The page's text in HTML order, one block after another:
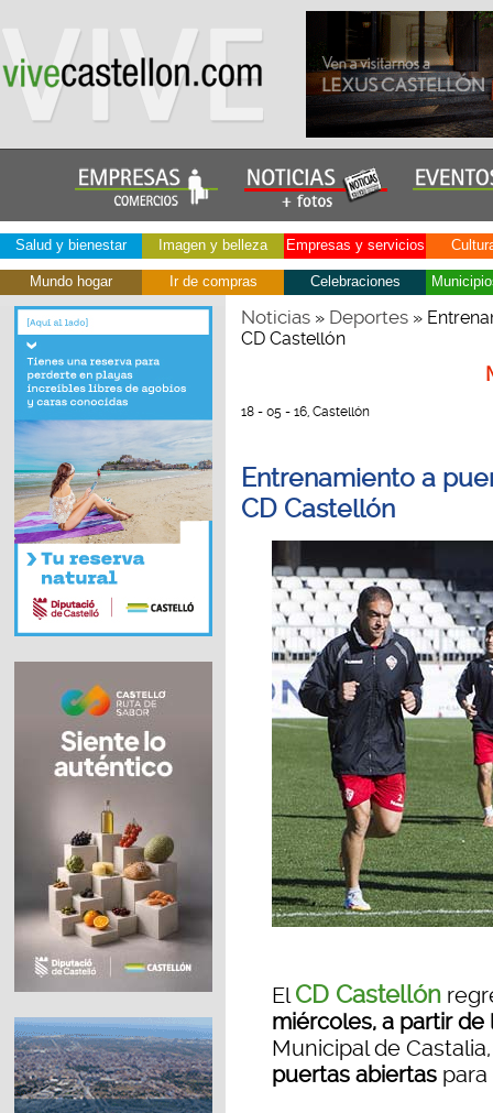
Salud y bienestar Imagen y belleza Empresas y servicios
Mundo hogar Ir de compras Celebraciones
Noticias» Deportes»
CD Castellón
18 - 05 - 16, Castellón
Entrenamiento a
CD Castellón
ElCD Castellón
miércoles, a partir de
Municipal de
puertas abiertas